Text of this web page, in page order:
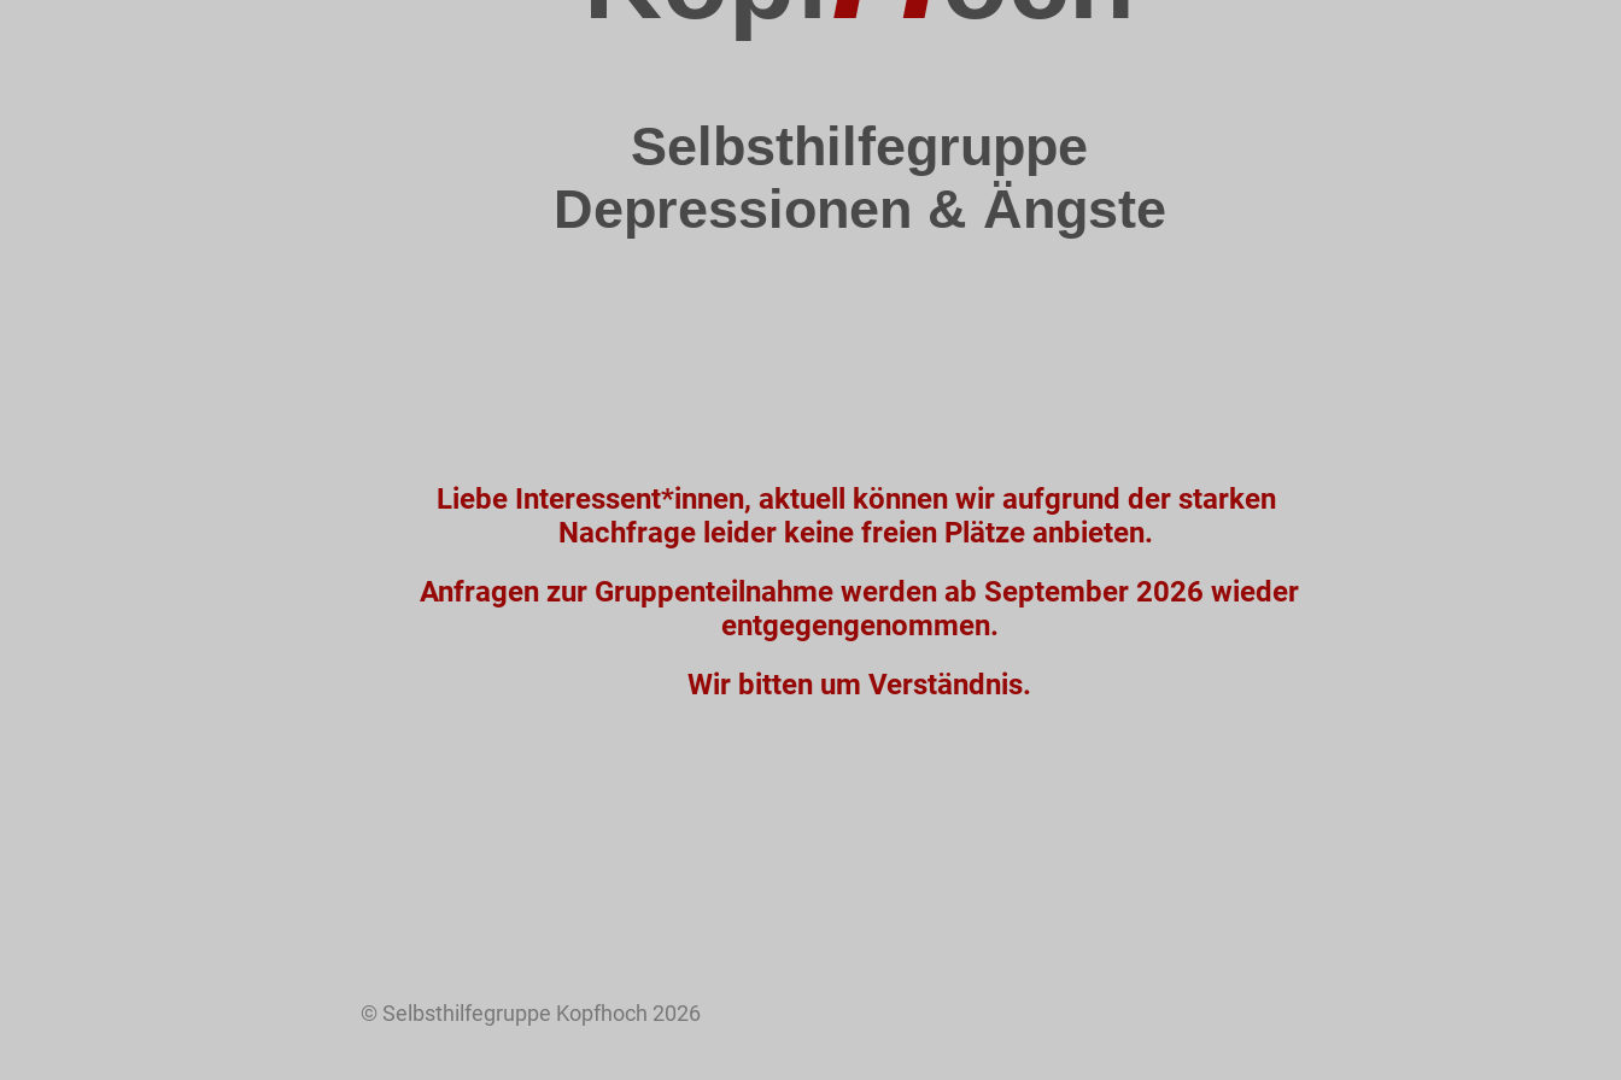
Selbsthilfegruppe
Depressionen & Ängste
Liebe Interessent*innen, aktuell können wir aufgrund der starken
Nachfrage leider keine freien Plätze anbieten.
Anfragen zur Gruppenteilnahme werden ab September 2026 wieder
entgegengenommen.
Wir bitten um Verständnis.
© Selbsthilfegruppe Kopfhoch 2026